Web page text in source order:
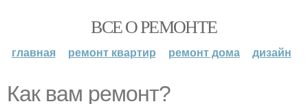
ВСЕ О РЕМОНТЕ
главная ремонт квартир ремонт дома дизайн
Как вам ремонт?